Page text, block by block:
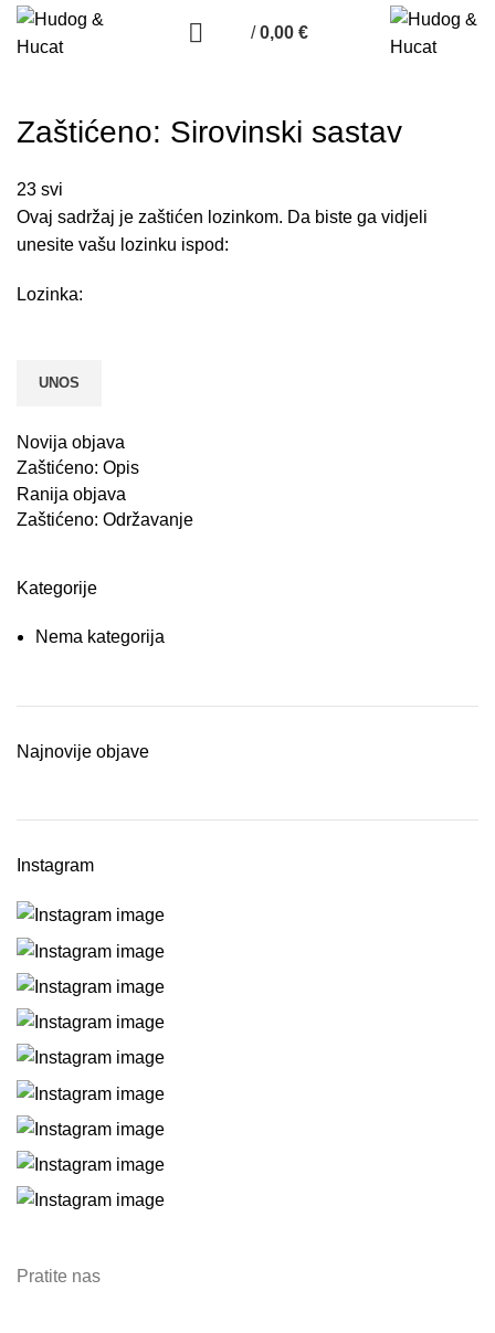
/ 0,00 €
Zaštićeno: Sirovinski sastav
23 svi
Ovaj sadržaj je zaštićen lozinkom. Da biste ga vidjeli
unesite vašu lozinku ispod:
Lozinka:
Novija objava
Zaštićeno: Opis
Ranija objava
Zaštićeno: Održavanje
Kategorije
Nema kategorija
Najnovije objave
Instagram
Pratite nas